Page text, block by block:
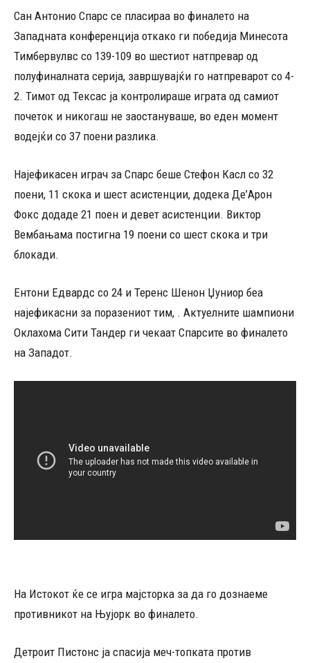
Сан Антонио Спарс се пласираа во финалето на
Западната конференција откако ги победија Минесота
Тимбервулвс со 139-109 во шестиот натпревар од
полуфиналната серија, завршувајќи го натпреварот со 4-
2. Тимот од Тексас ја контролираше играта од самиот
почеток и никогаш не заостануваше, во еден момент
водејќи со 37 поени разлика.
Најефикасен играч за Спарс беше Стефон Касл со 32
поени, 11 скока и шест асистенции, додека Де’Арон
Фокс додаде 21 поен и девет асистенции. Виктор
Вембањама постигна 19 поени со шест скока и три
блокади.
Ентони Едвардс со 24 и Теренс Шенон Џуниор беа
најефикасни за поразениот тим, . Актуелните шампиони
Оклахома Сити Тандер ги чекаат Спарсите во финалето
на Западот.
На Истокот ќе се игра мајсторка за да го дознаеме
противникот на Њујорк во финалето.
Детроит Пистонс ја спасија меч-топката против